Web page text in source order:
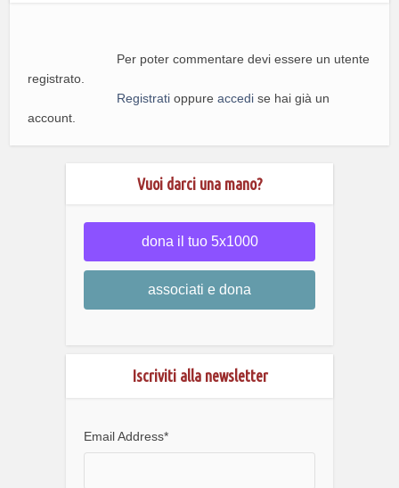
Per poter commentare devi essere un utente
registrato.
Registrati oppureaccedi se hai già un
account.
Vuoi darci una mano?
dona il tuo 5x1000
associati e dona
Iscriviti alla newsletter
Email Address*